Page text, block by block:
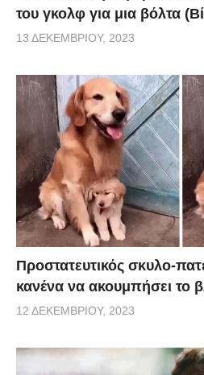
του γκολφ για μια βόλτα
13 ΔΕΚΕΜΒΡΊΟΥ, 2023
Προστατευτικός σκυλο-
κανένα να ακουμπήσει το
12 ΔΕΚΕΜΒΡΊΟΥ, 2023